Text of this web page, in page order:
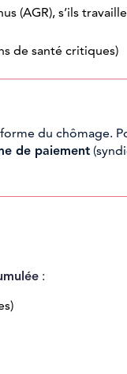
(AGR), s’ils
de santé critiques)
du chômage.
de paiement
: